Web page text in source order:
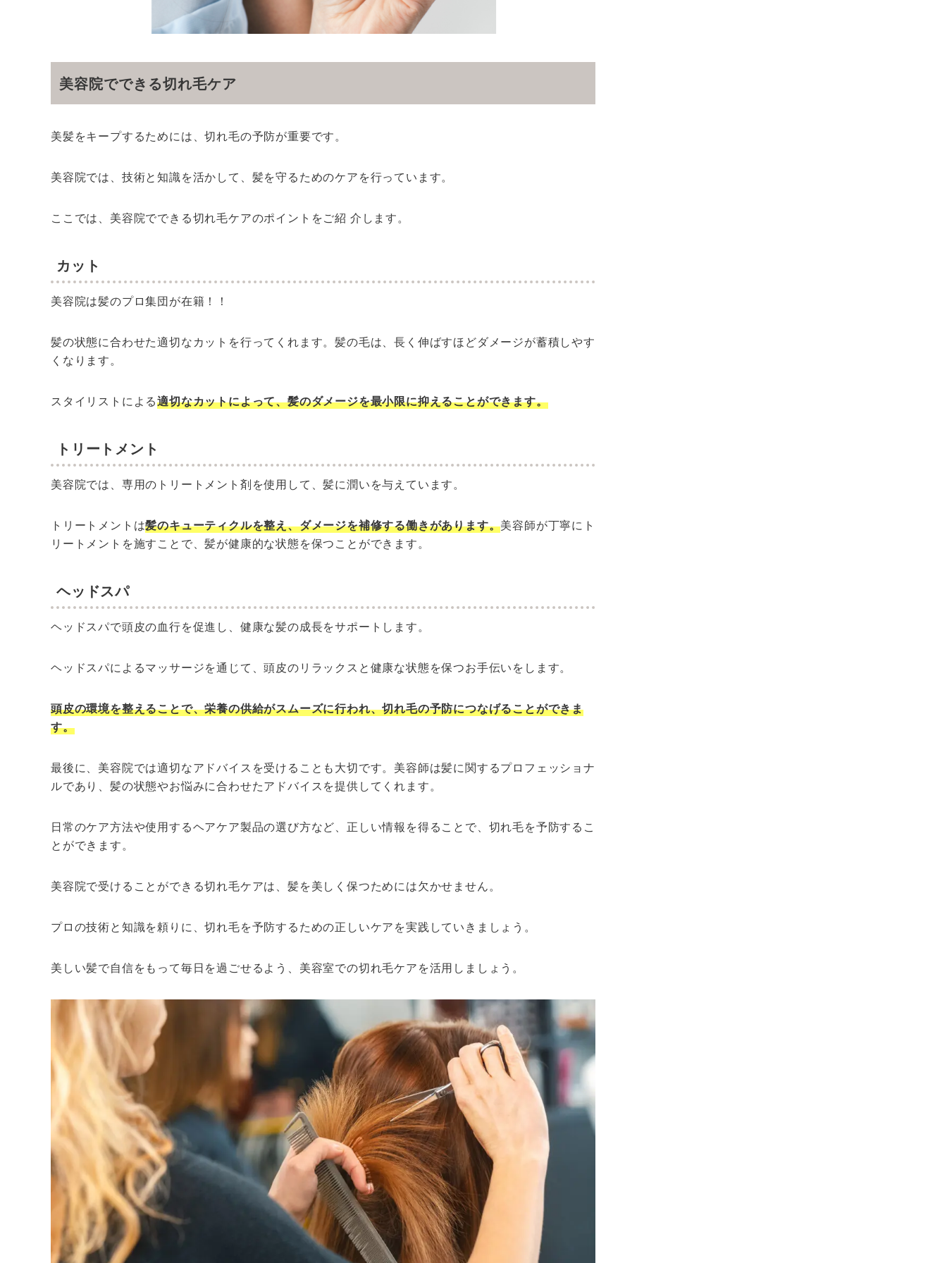
美容院でできる切れ毛ケア
美髪をキープするためには、切れ毛の予防が重要です。
美容院では、技術と知識を活かして、髪を守るためのケアを行っています。
ここでは、美容院でできる切れ毛ケアのポイントをご紹 介します。
カット
美容院は髪のプロ集団が在籍！！
髪の状態に合わせた適切なカットを行ってくれます。髪の毛は、長く伸ばすほどダメージが蓄積しやす
くなります。
スタイリストによる適切なカットによって、髪のダメージを最小限に抑えることができます。
トリートメント
美容院では、専用のトリートメント剤を使用して、髪に潤いを与えています。
トリートメントは髪のキューティクルを整え、ダメージを補修する働きがあります。美容師が丁寧にト
リートメントを施すことで、髪が健康的な状態を保つことができます。
ヘッドスパ
ヘッドスパで頭皮の血行を促進し、健康な髪の成長をサポートします。
ヘッドスパによるマッサージを通じて、頭皮のリラックスと健康な状態を保つお手伝いをします。
頭皮の環境を整えることで、栄養の供給がスムーズに行われ、切れ毛の予防につなげることができま
す。
最後に、美容院では適切なアドバイスを受けることも大切です。美容師は髪に関するプロフェッショナ
ルであり、髪の状態やお悩みに合わせたアドバイスを提供してくれます。
日常のケア方法や使用するヘアケア製品の選び方など、正しい情報を得ることで、切れ毛を予防するこ
とができます。
美容院で受けることができる切れ毛ケアは、髪を美しく保つためには欠かせません。
プロの技術と知識を頼りに、切れ毛を予防するための正しいケアを実践していきましょう。
美しい髪で自信をもって毎日を過ごせるよう、美容室での切れ毛ケアを活用しましょう。